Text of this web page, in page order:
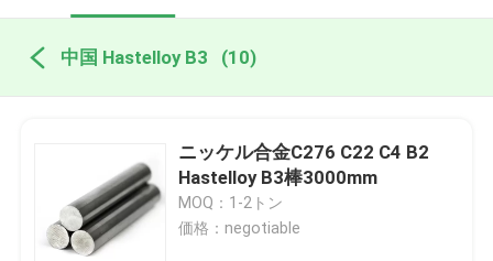
中国 Hastelloy B3 (10)
ニッケル合金C276 C22 C4 B2
Hastelloy B3棒3000mm
MOQ：1-2トン
価格：negotiable